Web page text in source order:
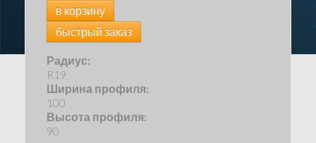
в корзину
быстрый заказ
Радиус:
R19
Ширина профиля:
100
Высота профиля:
90